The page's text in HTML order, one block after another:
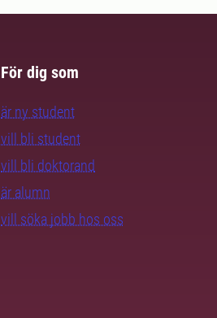
För dig som
är ny student
vill bli student
vill bli doktorand
är alumn
vill söka jobb hos oss